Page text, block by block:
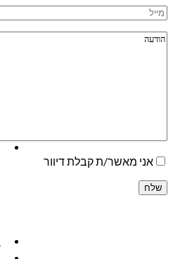
אני מאשר/ת קבלת דיוור